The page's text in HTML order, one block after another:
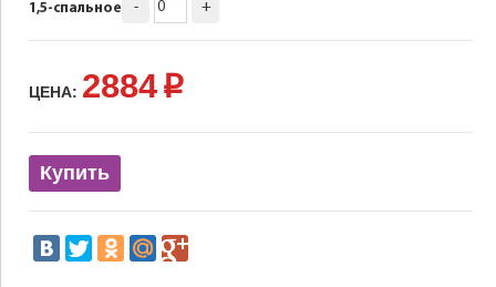
1,5-спальное - +
ЦЕНА: 2884 p
Купить